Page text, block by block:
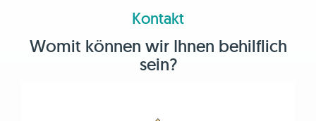
Kontakt
Womit können wir Ihnen behilflich
sein?